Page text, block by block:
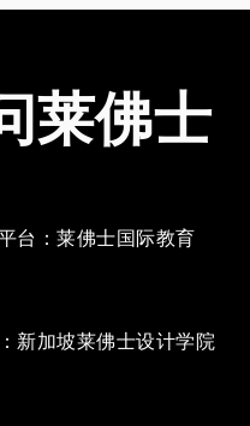
莱佛士
台：莱佛士国际教育
新加坡莱佛士设计学院